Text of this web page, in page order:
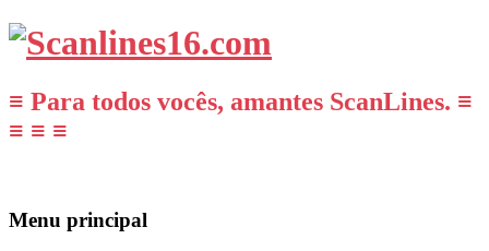
≡ Para todos vocês, amantes ScanLines. ≡
≡ ≡ ≡
Menu principal